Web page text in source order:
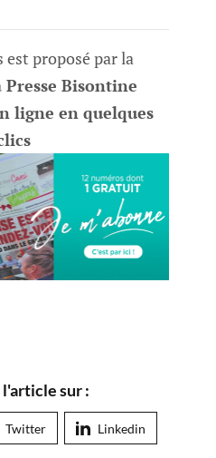
Franche-Comté
à participer à
est proposé par la
Presse Bisontine
ligne en quelques
sur :
Twitter Linkedin